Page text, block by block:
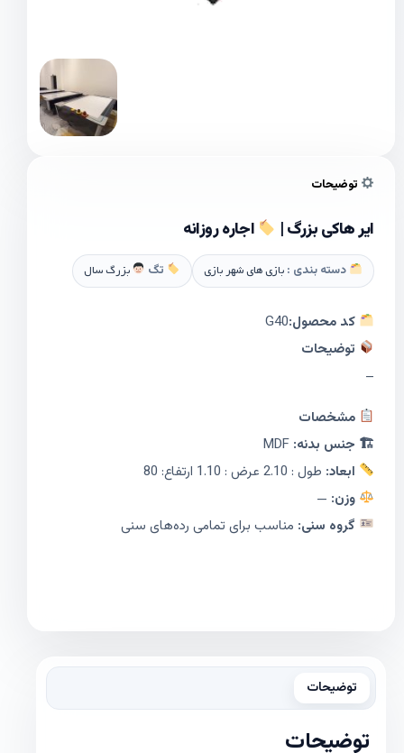
توضیحات
ایر هاکی بزرگ | اجاره روزانه
دسته بندی : بازی های شهر بازی تگ بزرگ سال
کد محصول:G40
توضیحات
–
مشخصات
🏗 جنس بدنه:
ابعاد: طول : 2.10 عرض : 1.10 ارتفاع: 80
وزن: —
گروه سنی: مناسب برای تمامی رده‌های سنی
توضیحات
توضیحات